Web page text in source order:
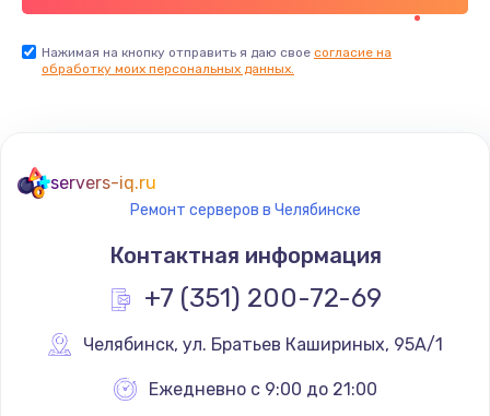
Нажимая на кнопку отправить я даю свое согласие на
обработку моих персональных данных.
servers-iq.ru
Ремонт серверов в Челябинске
Контактная информация
+7 (351) 200-72-69
Челябинск, ул. Братьев Кашириных, 95А/1
Ежедневно с 9:00 до 21:00